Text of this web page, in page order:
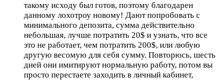
такому исходу был готов, поэтому благодарен
данному лохотроу новому! Дают попробовать с
минимального депозита, сумма действительно
небольшая, лучше потратить 20$ и узнать, что все
это не работает, чем потратить 200$, или любую
другую весомую для себя сумму. Повторюсь, шесть
дней они имитируют нормальную работу, потом вы
просто перестаете заходить в личный кабинет,